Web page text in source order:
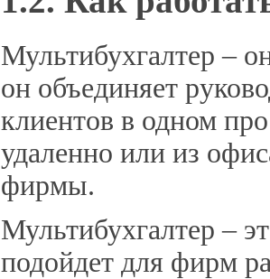
Мультибухгалтер –
он объединяет
клиентов в одном
удаленно или из
фирмы.
Мультибухгалтер –
подойдет для фирм